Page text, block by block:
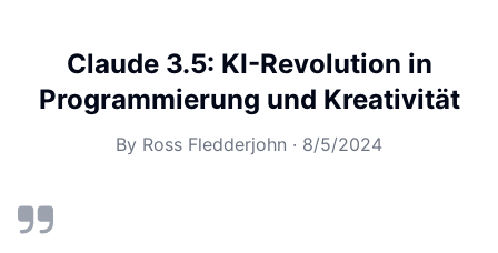
Claude 3.5: KI-Revolution in
Programmierung und Kreativität
By Ross Fledderjohn · 8/5/2024